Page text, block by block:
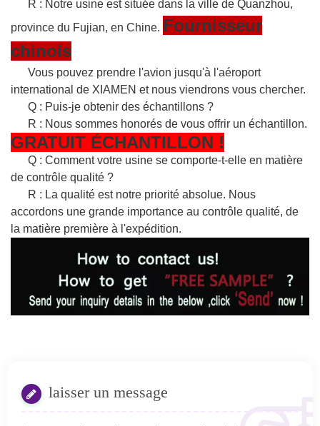
R : Notre usine est située dans la ville de Quanzhou,
province du Fujian, en Chine. Fournisseur
chinois
Vous pouvez prendre l'avion jusqu'à l'aéroport
international de XIAMEN et nous viendrons vous chercher.
Q : Puis-je obtenir des échantillons ?
R : Nous sommes honorés de vous offrir un échantillon.
GRATUIT ÉCHANTILLON !
Q : Comment votre usine se comporte-t-elle en matière
de contrôle qualité ?
R : La qualité est notre priorité absolue. Nous
accordons une grande importance au contrôle qualité, de
la matière première à l'expédition.
laisser un message